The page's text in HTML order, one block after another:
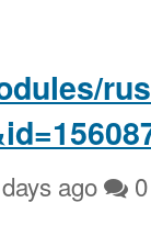
ago 0